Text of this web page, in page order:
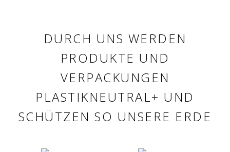
DURCH UNS WERDEN
PRODUKTE UND
VERPACKUNGEN
PLASTIKNEUTRAL+ UND
SCHÜTZEN SO UNSERE ERDE